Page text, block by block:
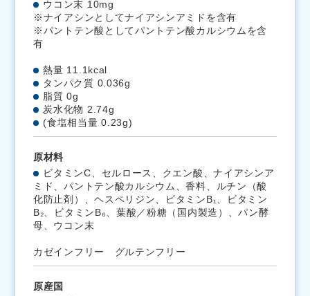
ウコン末 10mg
※ナイアシンとしてナイアシンアミドを含有
※パントテン酸としてパントテン酸カルシウムを含
有
熱量 11.1kcal
タンパク質 0.036g
脂質 0g
炭水化物 2.74g
(食塩相当量 0.23g)
原材料
ビタミンC、セルロース、クエン酸、ナイアシンア
ミド、パントテン酸カルシウム、香料、ルチン（酸
化防止剤）、ヘスペリジン、ビタミンB₁、ビタミン
B₂、ビタミンB₆、葉酸／粉糖（国内製造）、パン酵
母、ウコン末
カゼインフリー グルテンフリー
原産国